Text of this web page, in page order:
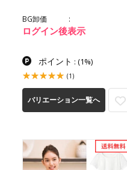
BG卸価
ログイン後表示
ポイント : (1%)
(1)
バリエーション一覧へ